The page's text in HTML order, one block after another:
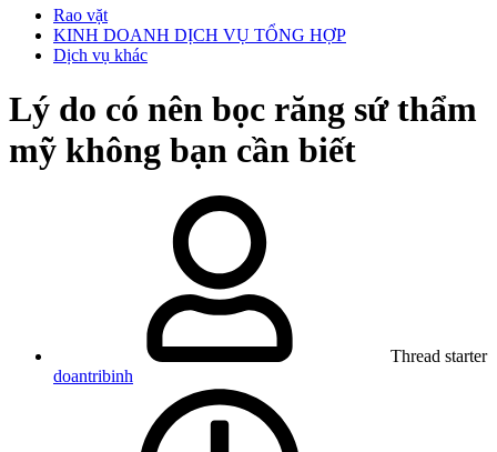
Rao vặt
KINH DOANH DỊCH VỤ TỔNG HỢP
Dịch vụ khác
Lý do có nên bọc răng sứ thẩm
mỹ không bạn cần biết
Thread starter
doantribinh